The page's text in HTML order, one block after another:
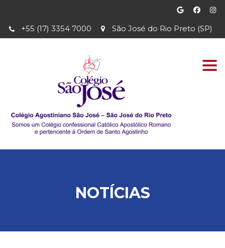
São José do Rio Preto (SP)
+55 (17) 3354 7000
NOTÍCIAS